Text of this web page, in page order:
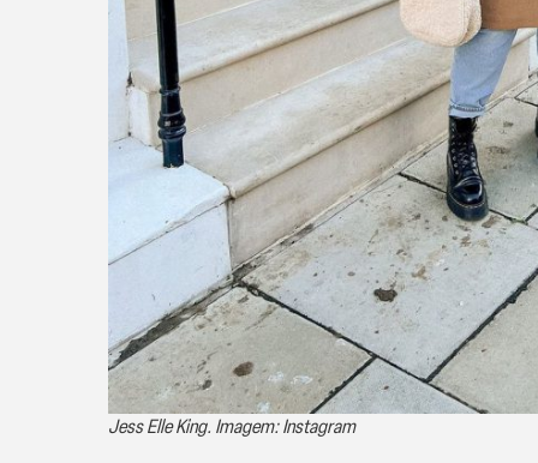
Jess Elle King. Imagem: Instagram